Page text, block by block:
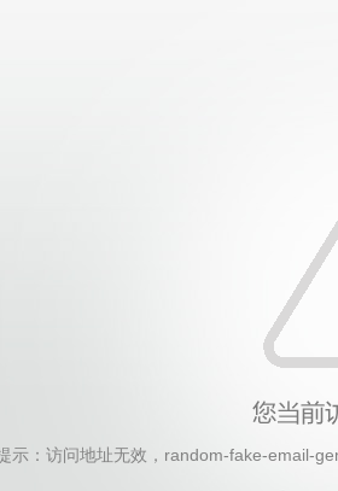
示：访问地址无效，random-fake-email-